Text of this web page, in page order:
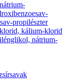
propilészter
kálium-klorid
nátrium-